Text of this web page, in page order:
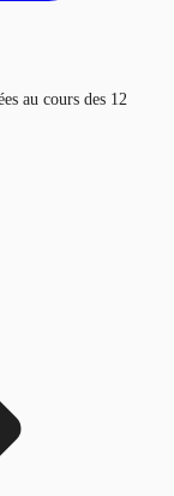
au cours des 12